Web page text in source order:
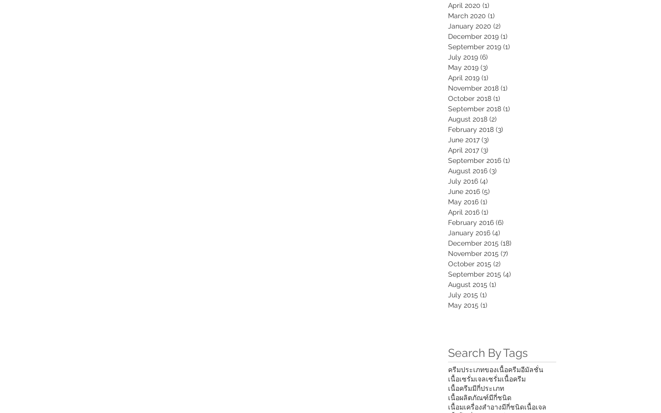
April 2020 (1)
March 2020 (1)
January 2020 (2)
December 2019 (1)
September 2019 (1)
July 2019 (6)
May 2019 (3)
April 2019 (1)
November 2018 (1)
October 2018 (1)
September 2018 (1)
August 2018 (2)
February 2018 (3)
June 2017 (3)
April 2017 (3)
September 2016 (1)
August 2016 (3)
July 2016 (4)
June 2016 (5)
May 2016 (1)
April 2016 (1)
February 2016 (6)
January 2016 (4)
December 2015 (18)
November 2015 (7)
October 2015 (2)
September 2015 (4)
August 2015 (1)
July 2015 (1)
May 2015 (1)
Search By Tags
ครีมประเภทของเนื้อครีมอีมัลชั่น
ัเนื้อเซรั่มเจลเซรั่มเนื้อครีม
เนื้อครีมมีกี่ประเภท
เนื้อผลิตภัณฑ์มีกี่ชนิด
เนื้อมเครื่องสำอางมีกี่ชนิดเนื้อเจล